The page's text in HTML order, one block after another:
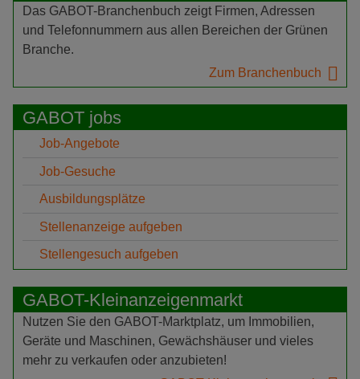
Das GABOT-Branchenbuch zeigt Firmen, Adressen
und Telefonnummern aus allen Bereichen der Grünen
Branche.
Zum Branchenbuch
GABOT jobs
Job-Angebote
Job-Gesuche
Ausbildungsplätze
Stellenanzeige aufgeben
Stellengesuch aufgeben
GABOT-Kleinanzeigenmarkt
Nutzen Sie den GABOT-Marktplatz, um Immobilien,
Geräte und Maschinen, Gewächshäuser und vieles
mehr zu verkaufen oder anzubieten!